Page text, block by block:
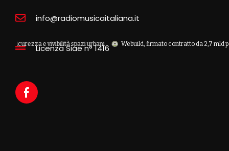
e vivibilità spazi urbani Webuild, firmato contratto da 2,7 mld per la
info@radiomusicaitaliana.it
Licenza Siae n° 1416